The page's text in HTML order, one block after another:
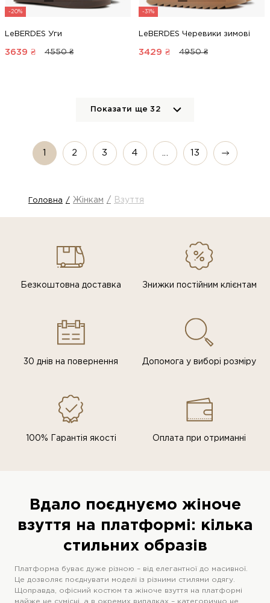
-20%
LeBERDES Уги
3639 ₴ 4550 ₴
-31%
LeBERDES Черевики зимові
3429 ₴ 4950 ₴
Показати ще32
1 2 3 4 13
Головна Жінкам Взуття
Безкоштовна доставка Знижки постiйним клiєнтам
30 днів на повернення Допомога у виборі розміру
100% Гарантія якості Оплата при отриманні
Вдало поєднуємо жіноче
взуття на платформі: кілька
стильних образів
Платформа буває дуже різною – від елегантної до масивної.
Це дозволяє поєднувати моделі із різними стилями одягу.
Щоправда, офісний костюм та жіноче взуття на платформі
майже не сумісні, а в окремих випадках – категорично не